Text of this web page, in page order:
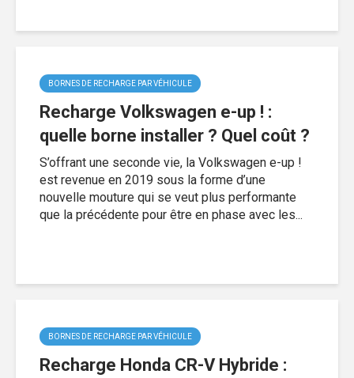
BORNES DE RECHARGE PAR VÉHICULE
Recharge Volkswagen e-up ! :
quelle borne installer ? Quel coût ?
S’offrant une seconde vie, la Volkswagen e-up !
est revenue en 2019 sous la forme d’une
nouvelle mouture qui se veut plus performante
que la précédente pour être en phase avec les...
BORNES DE RECHARGE PAR VÉHICULE
Recharge Honda CR-V Hybride :